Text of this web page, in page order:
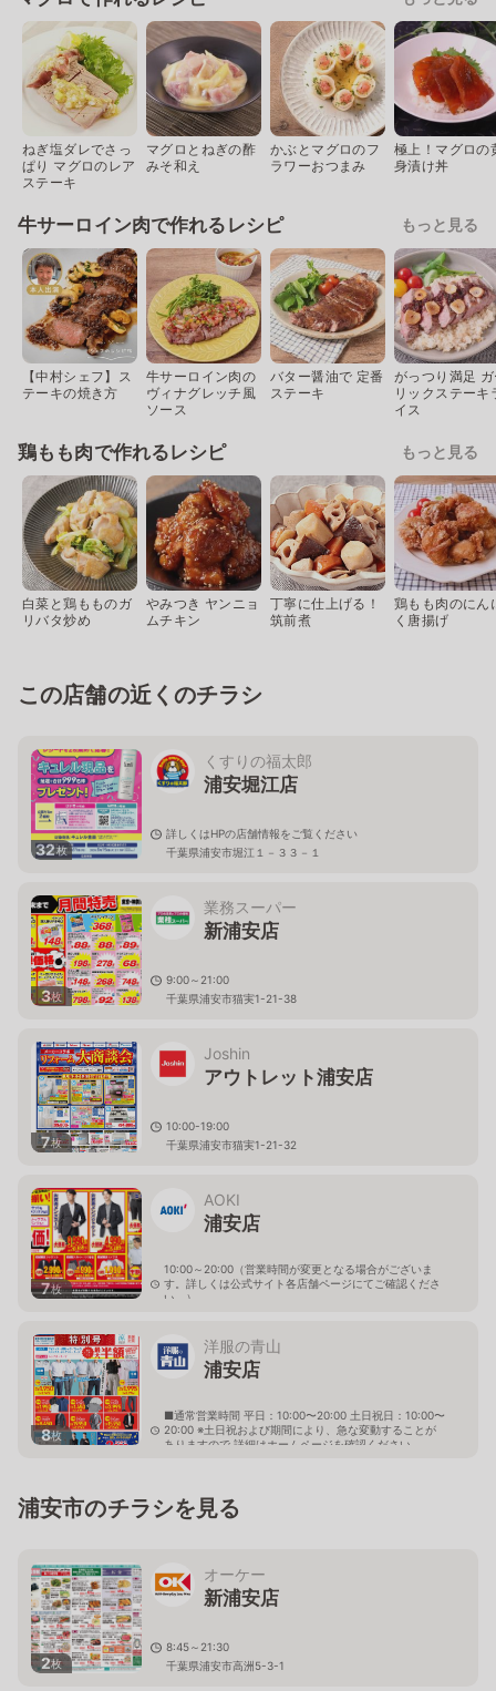
ねぎ塩ダレでさっ
ぱり マグロのレア
ステーキ
マグロとねぎの酢
みそ和え
かぶとマグロのフ
ラワーおつまみ
極上！マグロの
身漬け丼
牛サーロイン肉で作れるレシピ もっと見る
【中村シェフ】ス
テーキの焼き方
牛サーロイン肉の
ヴィナグレッチ風
ソース
バター醤油で 定番
ステーキ
がっつり満足
リックステーキ
イス
鶏もも肉で作れるレシピ もっと見る
白菜と鶏もものガ
リバタ炒め
やみつき ヤンニョ
ムチキン
丁寧に仕上げる！
筑前煮
鶏もも肉のにん
く唐揚げ
この店舗の近くのチラシ
32枚
くすりの福太郎
浦安堀江店
詳しくはHPの店舗情報をご覧ください
千葉県浦安市堀江１－３３－１
3枚
業務スーパー
新浦安店
9:00～21:00
千葉県浦安市猫実1-21-38
7枚
Joshin
アウトレット浦安店
10:00-19:00
千葉県浦安市猫実1-21-32
7枚
AOKI
浦安店
10:00～20:00（営業時間が変更となる場合がございま
す。詳しくは公式サイト各店舗ページにてご確認くださ
い。）
8枚
洋服の青山
浦安店
■通常営業時間 平日：10:00〜20:00 土日祝日：10:00〜
20:00 ※土日祝および期間により、急な変動することが
ありますので 詳細はホームページを確認ください
浦安市のチラシを見る
2枚
オーケー
新浦安店
8:45～21:30
千葉県浦安市高洲5-3-1